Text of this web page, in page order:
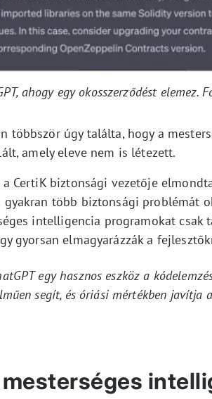
ahogy egy okosszerződést elemez.
többször úgy találta, hogy a
amely eleve nem is létezett.
CertiK biztonsági vezetője
gyakran több biztonsági problémát
intelligencia programokat csak
gyorsan elmagyarázzák a
egy hasznos eszköz a
segít, és óriási mértékben javítja